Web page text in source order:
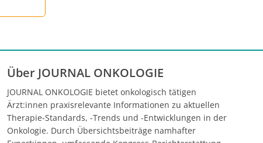
Über JOURNAL ONKOLOGIE
JOURNAL ONKOLOGIE bietet onkologisch tätigen
Ärzt:innen praxisrelevante Informationen zu aktuellen
Therapie-Standards, -Trends und -Entwicklungen in der
Onkologie. Durch Übersichtsbeiträge namhafter